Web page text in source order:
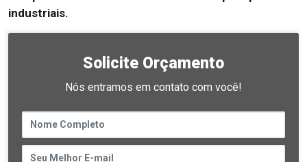
industriais.
Solicite Orçamento
Nós entramos em contato com você!